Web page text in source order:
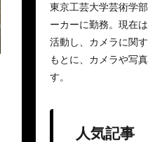
東京工芸大学芸術学
ーカーに勤務。現在
活動し、カメラに関
もとに、カメラや写
す。
人気記事